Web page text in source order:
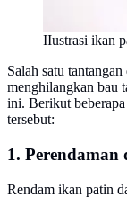
IIustrasi ikan
Salah satu
menghilangkan bau
ini. Berikut
tersebut:
1.
Rendam ikan patin